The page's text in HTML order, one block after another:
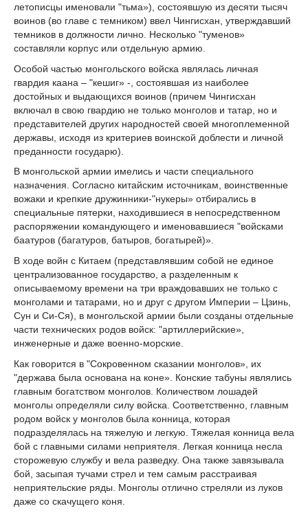
летописцы именовали "тьма»), состоявшую из десяти тысяч
воинов (во главе с темником) ввел Чингисхан, утверждавший
темников в должности лично. Несколько "туменов»
составляли корпус или отдельную армию.
Особой частью монгольского войска являлась личная
гвардия каана – "кешиг» -, состоявшая из наиболее
достойных и выдающихся воинов (причем Чингисхан
включал в свою гвардию не только монголов и татар, но и
представителей других народностей своей многоплеменной
державы, исходя из критериев воинской доблести и личной
преданности государю).
В монгольской армии имелись и части специального
назначения. Согласно китайским источникам, воинственные
вожаки и крепкие дружинники-"нукеры» отбирались в
специальные пятерки, находившиеся в непосредственном
распоряжении командующего и именовавшиеся "войсками
баатуров (багатуров, батыров, богатырей)».
В ходе войн с Китаем (представлявшим собой не единое
централизованное государство, а разделенным к
описываемому времени на три враждовавших не только с
монголами и татарами, но и друг с другом Империи – Цзинь,
Сун и Си-Ся), в монгольской армии были созданы отдельные
части технических родов войск: "артиллерийские»,
инженерные и даже военно-морские.
Как говорится в "Сокровенном сказании монголов», их
"держава была основана на коне». Конские табуны являлись
главным богатством монголов. Количеством лошадей
монголы определяли силу войска. Соответственно, главным
родом войск у монголов была конница, которая
подразделялась на тяжелую и легкую. Тяжелая конница вела
бой с главными силами неприятеля. Легкая конница несла
сторожевую службу и вела разведку. Она также завязывала
бой, засыпая тучами стрел и тем самым расстраивая
неприятельские ряды. Монголы отлично стреляли из луков
даже со скачущего коня.